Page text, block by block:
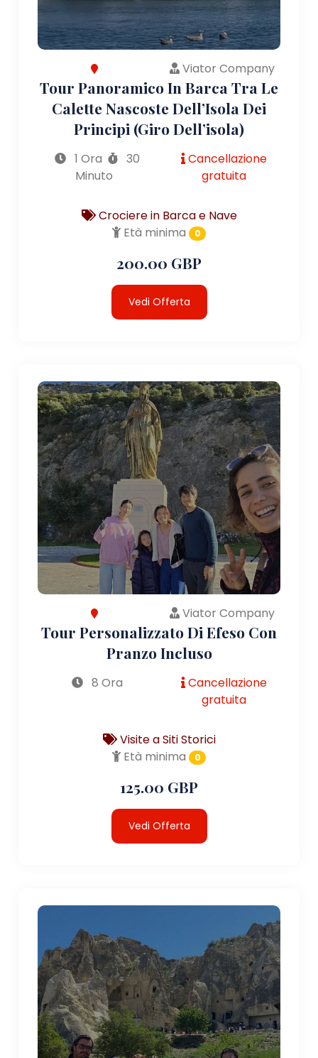
Viator Company
Tour Panoramico In Barca Tra Le
Calette Nascoste Dell’Isola Dei
Principi (giro Dell’isola)
1 Ora
30
Minuto
Cancellazione
gratuita
Crociere in Barca e Nave
Età minima
0
200.00 GBP
Vedi Offerta
Viator Company
Tour Personalizzato Di Efeso Con
Pranzo Incluso
8 Ora
Cancellazione
gratuita
Visite a Siti Storici
Età minima
0
125.00 GBP
Vedi Offerta